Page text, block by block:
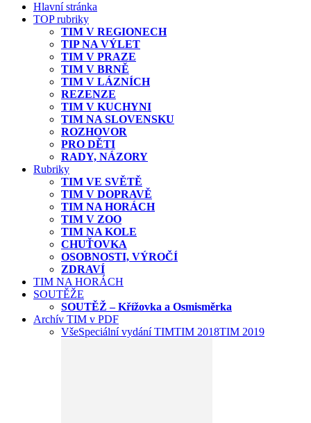
Hlavní stránka
TOP rubriky
TIM V REGIONECH
TIP NA VÝLET
TIM V PRAZE
TIM V BRNĚ
TIM V LÁZNÍCH
REZENZE
TIM V KUCHYNI
TIM NA SLOVENSKU
ROZHOVOR
PRO DĚTI
RADY, NÁZORY
Rubriky
TIM VE SVĚTĚ
TIM V DOPRAVĚ
TIM NA HORÁCH
TIM V ZOO
TIM NA KOLE
CHUŤOVKA
OSOBNOSTI, VÝROČÍ
ZDRAVÍ
TIM NA HORÁCH
SOUTĚŽE
SOUTĚŽ – Křížovka a Osmisměrka
Archív TIM v PDF
VšeSpeciální vydání TIMTIM 2018TIM 2019